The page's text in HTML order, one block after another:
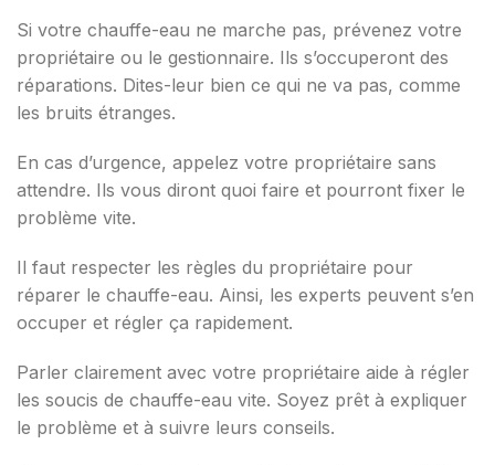
Si votre chauffe-eau ne marche pas, prévenez votre
propriétaire ou le gestionnaire. Ils s’occuperont des
réparations. Dites-leur bien ce qui ne va pas, comme
les bruits étranges.
En cas d’urgence, appelez votre propriétaire sans
attendre. Ils vous diront quoi faire et pourront fixer le
problème vite.
Il faut respecter les règles du propriétaire pour
réparer le chauffe-eau. Ainsi, les experts peuvent s’en
occuper et régler ça rapidement.
Parler clairement avec votre propriétaire aide à régler
les soucis de chauffe-eau vite. Soyez prêt à expliquer
le problème et à suivre leurs conseils.